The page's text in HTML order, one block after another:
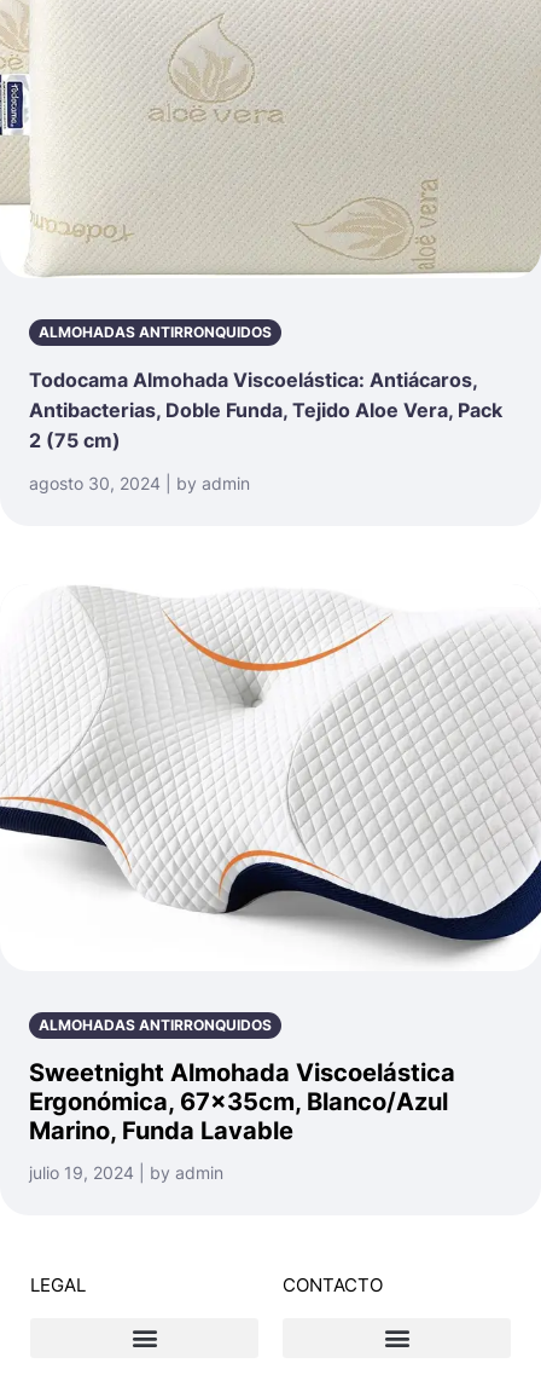
ALMOHADAS ANTIRRONQUIDOS
Todocama Almohada Viscoelástica: Antiácaros,
Antibacterias, Doble Funda, Tejido Aloe Vera, Pack
2 (75 cm)
agosto 30, 2024 | by admin
ALMOHADAS ANTIRRONQUIDOS
Sweetnight Almohada Viscoelástica
Ergonómica, 67x35cm, Blanco/Azul
Marino, Funda Lavable
julio 19, 2024 | by admin
LEGAL CONTACTO